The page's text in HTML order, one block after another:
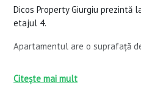
Dicos Property Giurgiu prezintă
etajul 4.
Apartamentul are o suprafață
următoare.
Citește mai mult